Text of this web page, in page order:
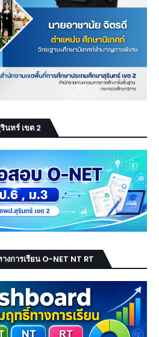
นทร์ เขต 2
งการเรียน O-NET NT RT